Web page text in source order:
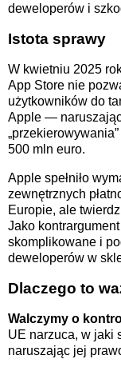
deweloperów i
Istota sprawy
W kwietniu 2025
App Store nie
użytkowników do
Apple —
500 mln euro.
Apple spełniło
zewnętrznych
Europie, ale
Jako
skomplikowane i
deweloperów w
Dlaczego to
Walczymy o
UE narzuca, w jaki
naruszając jej